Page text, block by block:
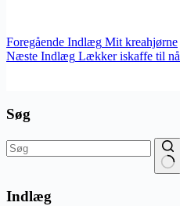
Foregående Indlæg Mit kreahjørne
Næste Indlæg Lækker iskaffe til
Søg
resultater
Indlæg